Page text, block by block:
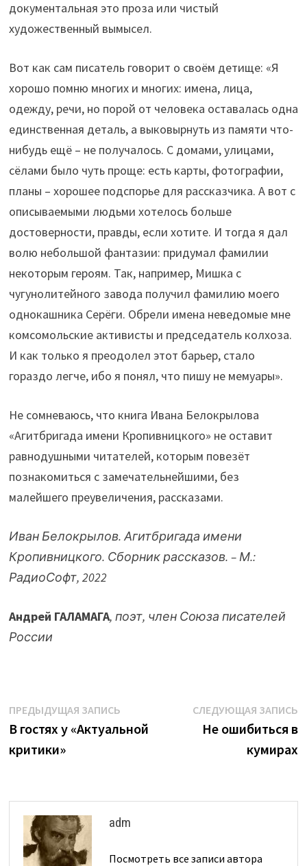
документальная это проза или чистый
художественный вымысел.
Вот как сам писатель говорит о своём детище: «Я
хорошо помню многих и многих: имена, лица,
одежду, речи, но порой от человека оставалась одна
единственная деталь, а выковырнуть из памяти что-
нибудь ещё – не получалось. С домами, улицами,
сёлами было чуть проще: есть карты, фотографии,
планы – хорошее подспорье для рассказчика. А вот с
описываемыми людьми хотелось больше
достоверности, правды, если хотите. И тогда я дал
волю небольшой фантазии: придумал фамилии
некоторым героям. Так, например, Мишка с
чугунолитейного завода получил фамилию моего
однокашника Серёги. Обрели имена неведомые мне
комсомольские активисты и председатель колхоза.
И как только я преодолел этот барьер, стало
гораздо легче, ибо я понял, что пишу не мемуары».
Не сомневаюсь, что книга Ивана Белокрылова
«Агитбригада имени Кропивницкого» не оставит
равнодушными читателей, которым повезёт
познакомиться с замечательнейшими, без
малейшего преувеличения, рассказами.
Иван Белокрылов. Агитбригада имени
Кропивницкого. Сборник рассказов. – М.:
РадиоСофт, 2022
Андрей ГАЛАМАГА, поэт, член Союза писателей
России
Навигация
по
записям
ПРЕДЫДУЩАЯ ЗАПИСЬПредыдущая
запись:
В гостях у «Актуальной
критики»
СЛЕДУЮЩАЯ ЗАПИСЬ
Не ошибиться в
кумирах
adm
Посмотреть все записи автора